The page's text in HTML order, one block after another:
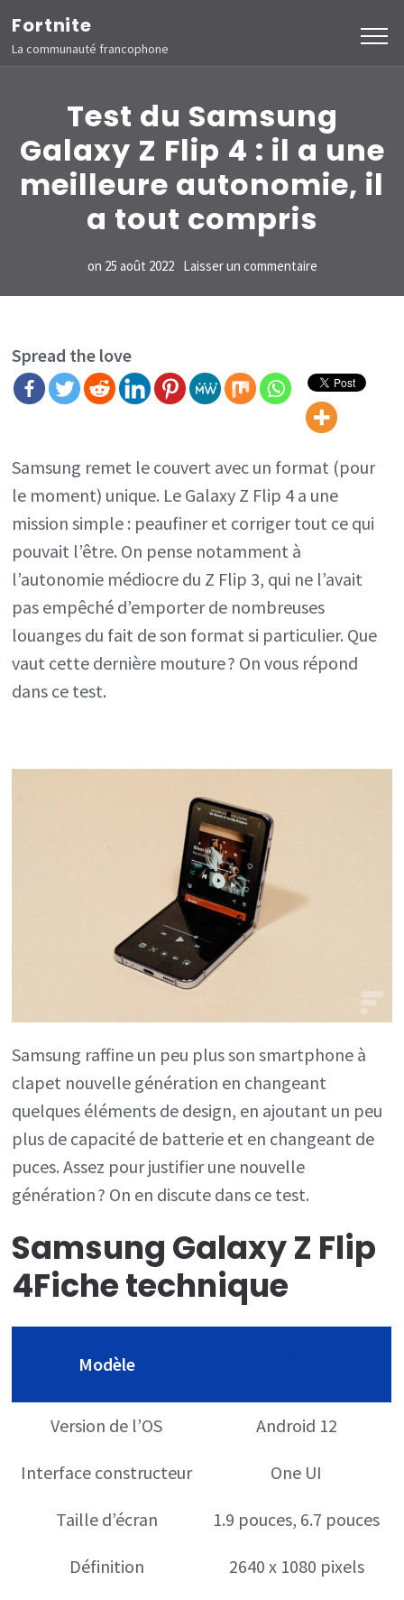
Aller
au
contenu
Fortnite
La communauté francophone
Test du Samsung
Galaxy Z Flip 4 : il a une
meilleure autonomie, il
a tout compris
on 25 août 2022 Laisser un commentairesur
Test
Galaxy
Z
Flip 4 :
il
a
une
autonomie,
il
a
tout
Spread the love
Samsung remet le couvert avec un format (pour
le moment) unique. Le Galaxy Z Flip 4 a une
mission simple : peaufiner et corriger tout ce qui
pouvait l’être. On pense notamment à
l’autonomie médiocre du Z Flip 3, qui ne l’avait
pas empêché d’emporter de nombreuses
louanges du fait de son format si particulier. Que
vaut cette dernière mouture ? On vous répond
dans ce test.
Samsung raffine un peu plus son smartphone à
clapet nouvelle génération en changeant
quelques éléments de design, en ajoutant un peu
plus de capacité de batterie et en changeant de
puces. Assez pour justifier une nouvelle
génération ? On en discute dans ce test.
Samsung Galaxy Z Flip
4Fiche technique
Modèle
Version de l’OS Android 12
Interface constructeur One UI
Taille d’écran 1.9 pouces, 6.7 pouces
Définition 2640 x 1080 pixels